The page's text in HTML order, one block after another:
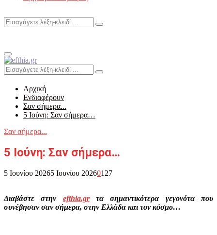
Search
Search
Primary
Menu
Search
for:
Search
Αρχική
Ενδιαφέρουν
Σαν σήμερα...
5 Ιούνη: Σαν σήμερα…
Σαν σήμερα...
5 Ιούνη: Σαν σήμερα…
5 Ιουνίου 20265 Ιουνίου 20260127
Διαβάστε στην efthia.grτα σημαντικότερα γεγονότα που
συνέβησαν σαν σήμερα, στην Ελλάδα και τον κόσμο…